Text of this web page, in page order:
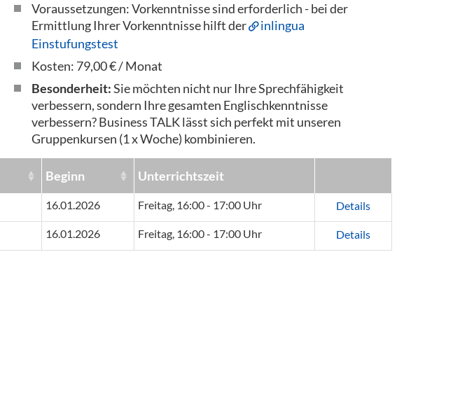
Voraussetzungen: Vorkenntnisse sind erforderlich - bei der
Ermittlung Ihrer Vorkenntnisse hilft der
inlingua
Einstufungstest
Kosten: 79,00 € / Monat
Besonderheit:Sie möchten nicht nur Ihre Sprechfähigkeit
verbessern, sondern Ihre gesamten Englischkenntnisse
verbessern? Business TALK lässt sich perfekt mit unseren
Gruppenkursen (1 x Woche) kombinieren.
Beginn Unterrichtszeit
16.01.2026 Freitag, 16:00 - 17:00 Uhr Details
16.01.2026 Freitag, 16:00 - 17:00 Uhr Details